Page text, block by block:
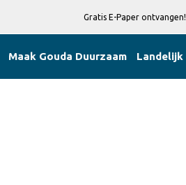
Gratis E-Paper ontvangen!
Maak Gouda Duurzaam Landelijk